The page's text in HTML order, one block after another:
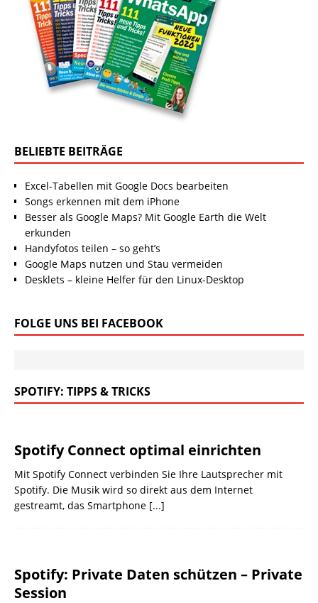
BELIEBTE BEITRÄGE
Excel-Tabellen mit Google Docs bearbeiten
Songs erkennen mit dem iPhone
Besser als Google Maps? Mit Google Earth die Welt
erkunden
Handyfotos teilen – so geht’s
Google Maps nutzen und Stau vermeiden
Desklets – kleine Helfer für den Linux-Desktop
FOLGE UNS BEI FACEBOOK
SPOTIFY: TIPPS & TRICKS
Spotify Connect optimal einrichten
Mit Spotify Connect verbinden Sie Ihre Lautsprecher mit
Spotify. Die Musik wird so direkt aus dem Internet
gestreamt, das Smartphone [...]
Spotify: Private Daten schützen – Private
Session